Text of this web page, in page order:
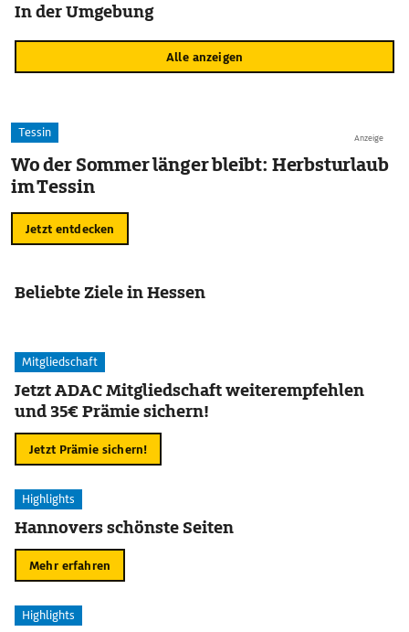
In der Umgebung
Alle anzeigen
Anzeige
Tessin
Wo der Sommer länger bleibt: Herbsturlaub
im Tessin
Jetzt entdecken
Beliebte Ziele in Hessen
Mitgliedschaft
Jetzt ADAC Mitgliedschaft weiterempfehlen
und 35€ Prämie sichern!
Jetzt Prämie sichern!
Highlights
Hannovers schönste Seiten
Mehr erfahren
Highlights